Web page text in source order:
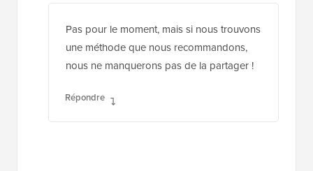
Pas pour le moment, mais si nous trouvons
une méthode que nous recommandons,
nous ne manquerons pas de la partager !
Répondre